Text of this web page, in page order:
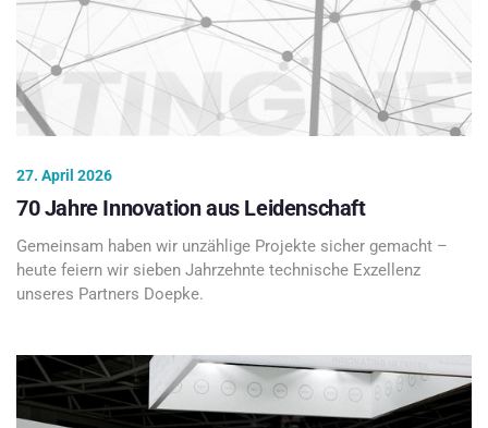
27. April 2026
70 Jahre Innovation aus Leidenschaft
Gemeinsam haben wir unzählige Projekte sicher gemacht –
heute feiern wir sieben Jahrzehnte technische Exzellenz
unseres Partners Doepke.